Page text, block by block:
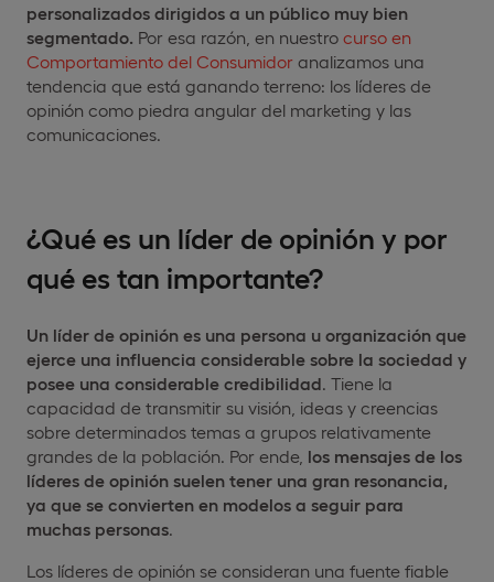
personalizados dirigidos a un público muy bien
segmentado. Por esa razón, en nuestro curso en
Comportamiento del Consumidor analizamos una
tendencia que está ganando terreno: los líderes de
opinión como piedra angular del marketing y las
comunicaciones.
¿Qué es un líder de opinión y por
qué es tan importante?
Un líder de opinión es una persona u organización que
ejerce una influencia considerable sobre la sociedad y
posee una considerable credibilidad . Tiene la
capacidad de transmitir su visión, ideas y creencias
sobre determinados temas a grupos relativamente
grandes de la población. Por ende, los mensajes de los
líderes de opinión suelen tener una gran resonancia,
ya que se convierten en modelos a seguir para
muchas personas
Los líderes de opinión se consideran una fuente fiable